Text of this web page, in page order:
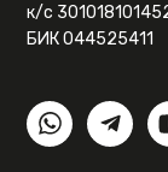
к/с
БИК 044525411